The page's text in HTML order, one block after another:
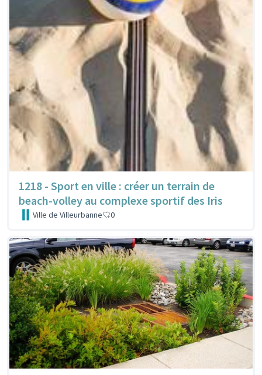
1218 - Sport en ville : créer un terrain de
beach-volley au complexe sportif des Iris
Ville de Villeurbanne 0